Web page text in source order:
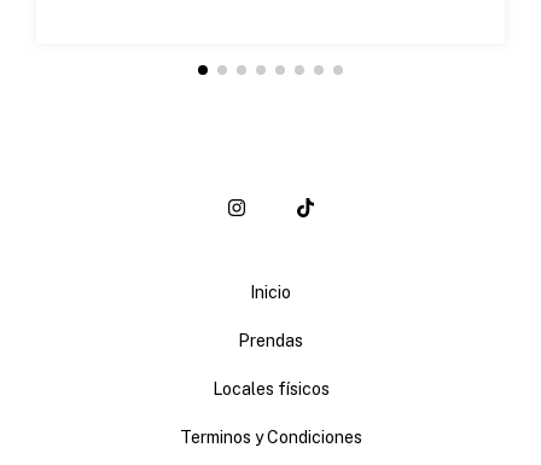
Inicio
Prendas
Locales físicos
Terminos y Condiciones